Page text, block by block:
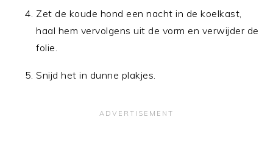
Zet de koude hond een nacht in de koelkast,
haal hem vervolgens uit de vorm en verwijder de
folie.
Snijd het in dunne plakjes.